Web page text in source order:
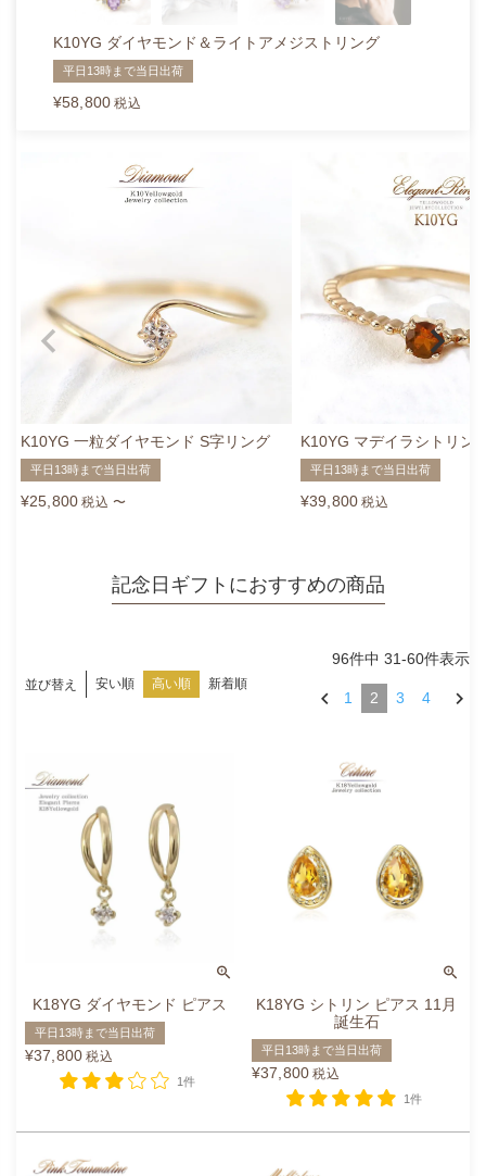
K10YG ダイヤモンド＆ライトアメジストリング
平日13時まで当日出荷
¥58,800 税込
K10YG 一粒ダイヤモンド S字リング
平日13時まで当日出荷
¥25,800 税込 〜
K10YG マデイラシトリン
平日13時まで当日出荷
¥39,800 税込
記念日ギフトにおすすめの商品
並び替え 安い順 高い順 新着順
96件中 31-60件表示
1 2 3 4
K18YG ダイヤモンド ピアス
平日13時まで当日出荷
¥37,800 税込
1件
K18YG シトリン ピアス 11月
誕生石
平日13時まで当日出荷
¥37,800 税込
1件